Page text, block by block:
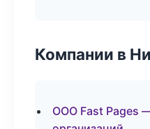
Компании в
ООО Fast Pages